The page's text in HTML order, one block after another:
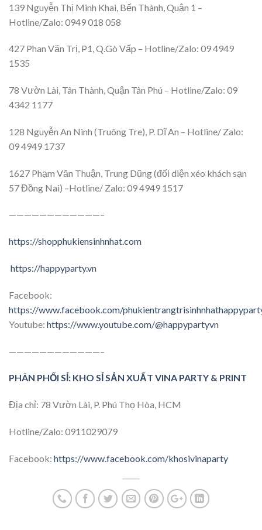
139 Nguyễn Thị Minh Khai, Bến Thành, Quận 1 –
Hotline/Zalo: 0949 018 058
427 Phan Văn Trị, P1, Q.Gò Vấp – Hotline/Zalo: 09 4949
1535
78 Vườn Lài, Tân Thành, Quận Tân Phú – Hotline/Zalo: 09
4342 1177
128 Nguyễn An Ninh (Truông Tre), P. Dĩ An – Hotline/ Zalo:
09 4949 1737
1627 Phạm Văn Thuận, Trung Dũng (đối diện xéo khách sạn
57 Đồng Nai) –Hotline/ Zalo: 09 4949 1517
————————————–
https://shopphukiensinhnhat.com
https://happyparty.vn
Facebook:
https://www.facebook.com/
Youtube: https://www.youtube.com/@happypartyvn
————————————–
PHÂN PHỐI SỈ: KHO SỈ SẢN XUẤT VINA PARTY & PRINT
Địa chỉ: 78 Vườn Lài, P. Phú Thọ Hòa, HCM
Hotline/Zalo: 0911029079
Facebook: https://www.facebook.com/khosivinaparty